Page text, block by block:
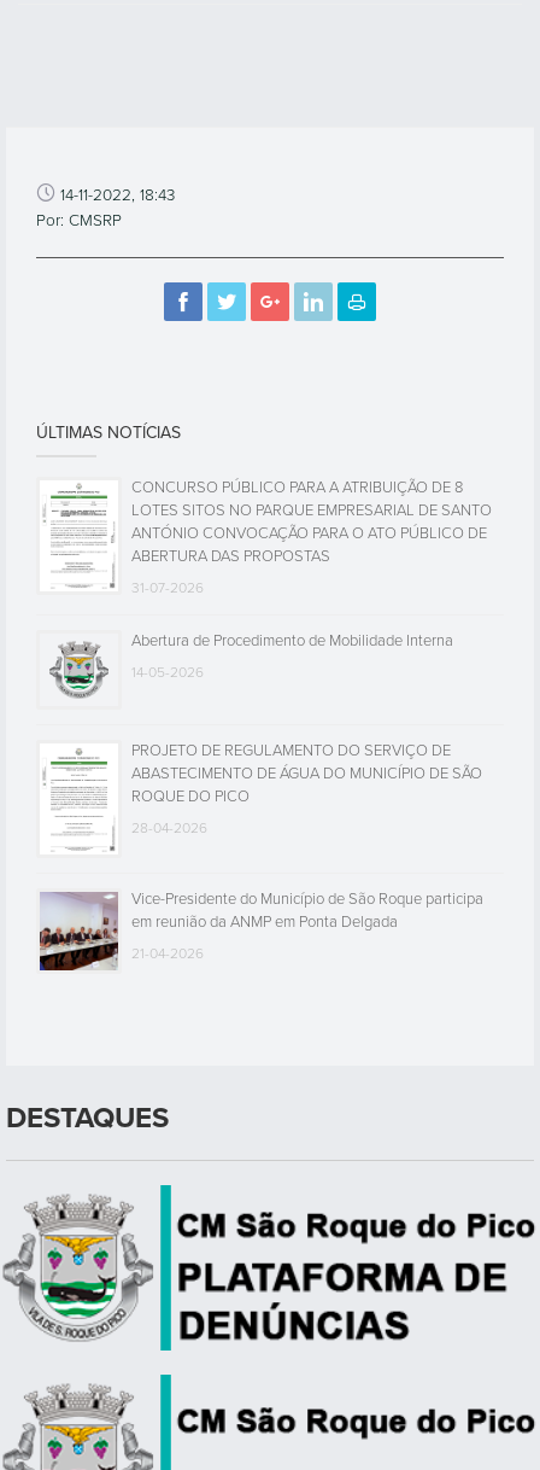
14-11-2022, 18:43
Por: CMSRP
ÚLTIMAS NOTÍCIAS
CONCURSO PÚBLICO PARA A ATRIBUIÇÃO DE 8
LOTES SITOS NO PARQUE EMPRESARIAL DE SANTO
ANTÓNIO CONVOCAÇÃO PARA O ATO PÚBLICO DE
ABERTURA DAS PROPOSTAS
31-07-2026
Abertura de Procedimento de Mobilidade Interna
14-05-2026
PROJETO DE REGULAMENTO DO SERVIÇO DE
ABASTECIMENTO DE ÁGUA DO MUNICÍPIO DE SÃO
ROQUE DO PICO
28-04-2026
Vice-Presidente do Município de São Roque participa
em reunião da ANMP em Ponta Delgada
21-04-2026
DESTAQUES